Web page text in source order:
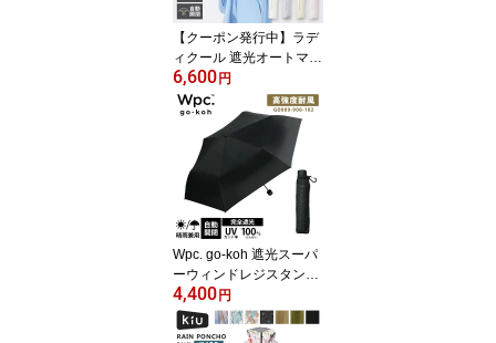
【クーポン発行中】ラデ
ィクール 遮光オートマテ
ィック耐風ミニ58 Radi c
ool 58cm オートマティ
ック 自動開閉 一級遮光 1
00％ 晴雨兼用 折りたた
み傘 日傘 放射冷却 耐風
UV 遮光 折り畳み オール
ウェザー ユニセックス
6,600 円
Wpc. go-koh 遮光スーパ
ーウィンドレジスタンス
ブラック 折りたたみ日傘
ゴコウ 耐風 折りたたみ
雨傘 折りたたみ傘 親骨5
4,400 円